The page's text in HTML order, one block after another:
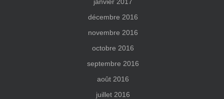
décembre 2016
novembre 2016
octobre 2016
septembre 2016
août 2016
juillet 2016